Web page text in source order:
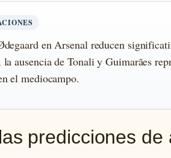
en Arsenal reducen
ausencia de Tonali y Guimarães
el mediocampo.
predicciones de